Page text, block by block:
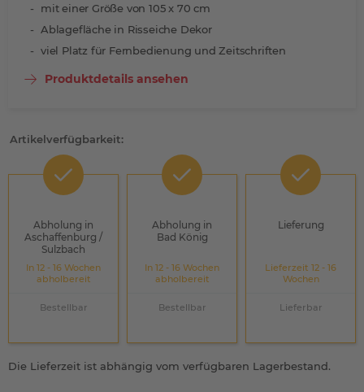
mit einer Größe von 105 x 70 cm
Ablagefläche in Risseiche Dekor
viel Platz für Fernbedienung und Zeitschriften
Produktdetails ansehen
Artikelverfügbarkeit:
Abholung in
Aschaffenburg /
Sulzbach
In 12 - 16 Wochen
abholbereit
Bestellbar
Abholung in
Bad König
In 12 - 16 Wochen
abholbereit
Bestellbar
Lieferung
Lieferzeit 12 - 16
Wochen
Lieferbar
Die Lieferzeit ist abhängig vom verfügbaren Lagerbestand.